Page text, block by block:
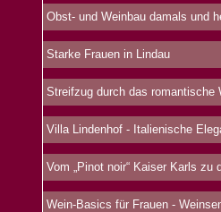
Obst- und Weinbau damals und
Starke Frauen in Lindau
Streifzug durch das romantische
Villa Lindenhof - Italienische
Vom „Pinot noir“ Kaiser Karls zu
Wein-Basics für Frauen -